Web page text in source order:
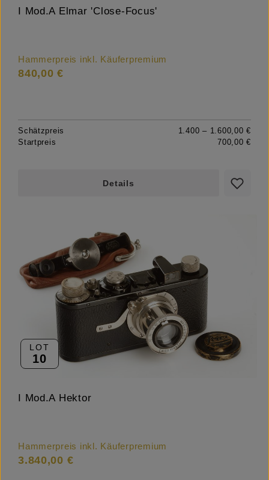
I Mod.A Elmar 'Close-Focus'
Hammerpreis inkl. Käuferpremium
840,00 €
Schätzpreis
1.400 – 1.600,00 €
Startpreis
700,00 €
Details
LOT
10
I Mod.A Hektor
Hammerpreis inkl. Käuferpremium
3.840,00 €